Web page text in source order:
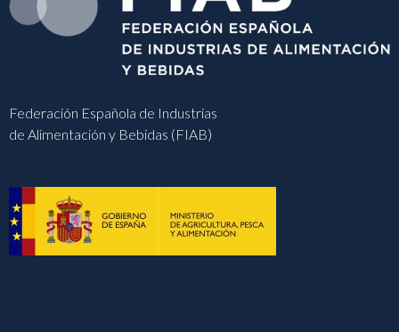
Federación Española de Industrias
de Alimentación y Bebidas (FIAB)